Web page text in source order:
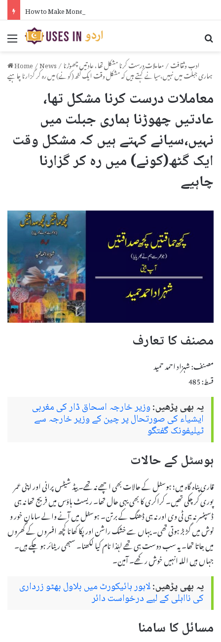
How to Make Money on Telegram in Urdu
Menu
Home/News/ ادب وثقافت/معاملات درست کرنا مشکل تھا، عادتیں چھوڑنا
ہماری جبلت میں نہیں،سیانے کہتے ہیں کہ مشکل وقت ایک گٹھ(کونے) میں رہ کر گزارنا چاہیے
معاملات درست کرنا مشکل تھا،
عادتیں چھوڑنا ہماری جبلت میں
نہیں،سیانے کہتے ہیں کہ مشکل وقت
ایک گٹھ(کونے) میں رہ کر گزارنا
چاہیے
مصنف کا تعارف
مصنف: شہزاد احمد حمید
قسط: 485
یہ بھی پڑھیں:وزیر خارجہ اسحاق ڈار کی مغربی
ایشیاء کی صورتحال پر چین کے وزیر خارجہ سے
ٹیلیفونک گفتگو
ہوسٹل کے حالات
قاری پناہ گاہ میں؛ ہوسٹل کے حالات بھی اچھے نہ تھے۔ بیڈ شیٹس پرانی اور اپنی عمر
پوری کر چکی تھیں۔ کراکری کا بھی یہی حال تھا۔ ریسٹ ہاؤس میں فریج تھا نہ ہی
ڈسپنسر نہ ہی ٹی وی اور نہ ہی ڈھنگ کے برتن۔ ہوسٹل میں آنے والے سامان خور و
نوش میں گڑ بڑ ہوتی تھی۔ یہاں سے خشک راشن اور پکا کھانا کچھ افسروں کے گھروں
میں جاتا تھا۔ یہ سب دوست ہی تھے لہٰذا نام کیا لکھنا۔ سبھی ریٹائر ہو چکے ہیں۔
جہاں ہیں اللہ انہیں خوش رکھے۔ آمین۔
یہ بھی پڑھیں:لاہور ہائیکورٹ میں بلاول بھٹو زرداری
کی نااہلی کے لیے درخواست دائر
مسائل کا سامنا